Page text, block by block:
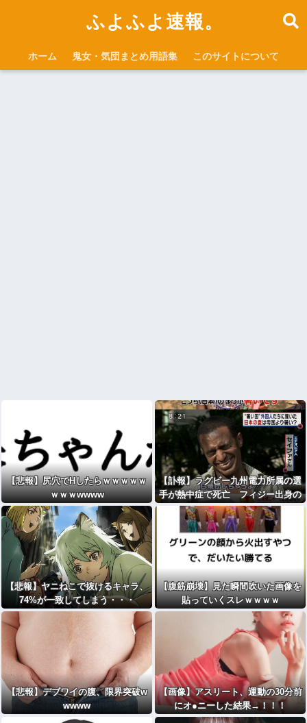
ふよふよ速報。
ホーム 鬼女・気団まとめ用語集 このサイトについて
【悲報】尻穴でHしたらｗｗｗｗｗ
ｗｗｗwwww
【訃報】ラグビー九州電力所属の選
手が熱中症で死亡 フィジー出身の
26歳
【悲報】ヤニねこで抜けるキャラ、
74%が一致してしまう・・・
【腹筋崩壊】見た瞬間吹いた画像を
貼っていくスレｗｗｗｗ
【悲報】デブワイの腹、限界突破w
wwww
【画像】アスリート、運動の30分前
にオ●ニーした結果→！！！